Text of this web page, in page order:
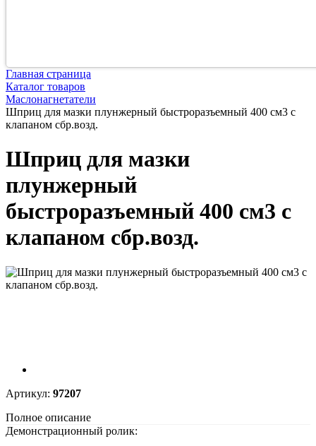
Главная страница
Каталог товаров
Маслонагнетатели
Шприц для мазки плунжерный быстроразъемный 400 см3 с
клапаном сбр.возд.
Шприц для мазки
плунжерный
быстроразъемный 400 см3 с
клапаном сбр.возд.
Артикул: 97207
Полное описание
Демонстрационный ролик: